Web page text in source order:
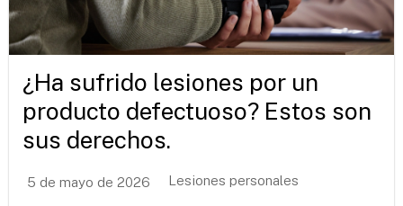
¿Ha sufrido lesiones por un
producto defectuoso? Estos son
sus derechos.
5 de mayo de 2026 Lesiones personales